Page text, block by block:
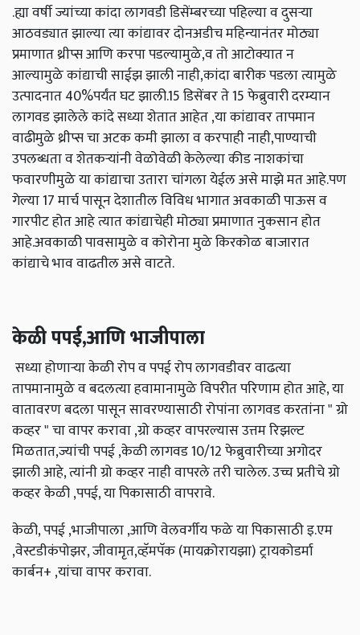
.ह्या वर्षी ज्यांच्या कांदा लागवडी डिसेंम्बरच्या पहिल्या व दुसऱ्या
आठवड्यात झाल्या त्या कांद्यावर दोनअडीच महिन्यानंतर मोठ्या
प्रमाणात थ्रीप्स आणि करपा पडल्यामुळे,व तो आटोक्यात न
आल्यामुळे कांद्याची साईझ झाली नाही,कांदा बारीक पडला त्यामुळे
उत्पादनात 40%पर्यंत घट झाली.15 डिसेंबर ते 15 फेब्रुवारी दरम्यान
लागवड झालेले कांदे सध्या शेतात आहेत ,या कांद्यावर तापमान
वाढीमुळे थ्रीप्स चा अटक कमी झाला व करपाही नाही,पाण्याची
उपलब्धता व शेतकऱ्यांनी वेळोवेळी केलेल्या कीड नाशकांचा
फवारणीमुळे या कांद्याचा उतारा चांगला येईल असे माझे मत आहे.पण
गेल्या 17 मार्च पासून देशातील विविध भागात अवकाळी पाऊस व
गारपीट होत आहे त्यात कांद्याचेही मोठ्या प्रमाणात नुकसान होत
आहे.अवकाळी पावसामुळे व कोरोना मुळे किरकोळ बाजारात
कांद्याचे भाव वाढतील असे वाटते.
केळी पपई,आणि भाजीपाला
सध्या होणाऱ्या केळी रोप व पपई रोप लागवडीवर वाढत्या
तापमानामुळे व बदलत्या हवामानामुळे विपरीत परिणाम होत आहे, या
वातावरण बदला पासून सावरण्यासाठी रोपांना लागवड करतांना " ग्रो
कव्हर " चा वापर करावा ,ग्रो कव्हर वापरल्यास उत्तम रिझल्ट
मिळतात,ज्यांची पपई ,केळी लागवड 10/12 फेब्रुवारीच्या अगोदर
झाली आहे, त्यांनी ग्रो कव्हर नाही वापरले तरी चालेल. उच्च प्रतीचे ग्रो
कव्हर केळी ,पपई, या पिकासाठी वापरावे.
केळी, पपई ,भाजीपाला ,आणि वेलवर्गीय फळे या पिकासाठी इ.एम
,वेस्टडीकंपोझर, जीवामृत,व्हॅमपॅक (मायक्रोरायझा) ट्रायकोडर्मा
कार्बन+ ,यांचा वापर करावा.